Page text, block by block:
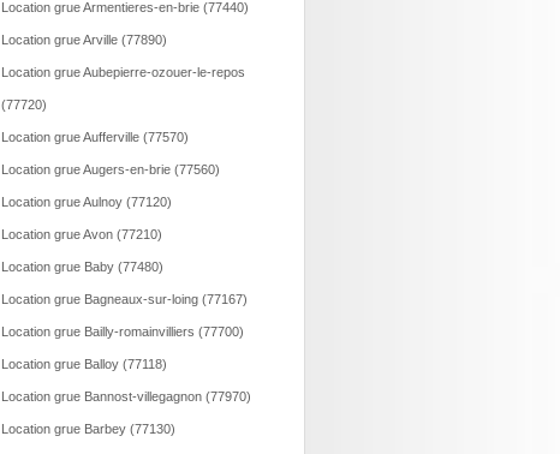
Location grue Armentieres-en-brie (77440)
Location grue Arville (77890)
Location grue Aubepierre-ozouer-le-repos
(77720)
Location grue Aufferville (77570)
Location grue Augers-en-brie (77560)
Location grue Aulnoy (77120)
Location grue Avon (77210)
Location grue Baby (77480)
Location grue Bagneaux-sur-loing (77167)
Location grue Bailly-romainvilliers (77700)
Location grue Balloy (77118)
Location grue Bannost-villegagnon (77970)
Location grue Barbey (77130)